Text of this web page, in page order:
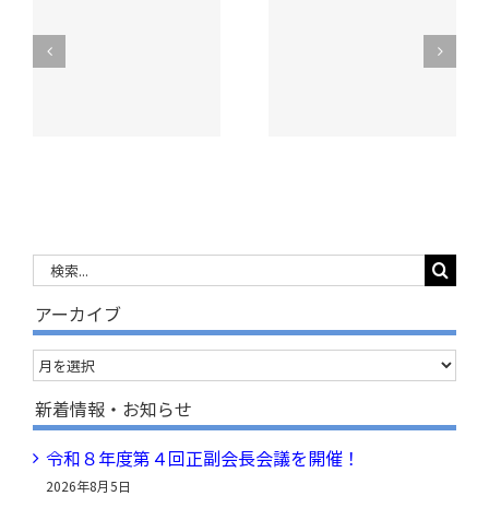
外出行事を実施♪
～赤谷湖鯉のぼり
…
アーカイブ
ア
ー
カ
イ
ブ
新着情報・お知らせ
令和８年度第４回正副会長会議を開催！
2026年8月5日